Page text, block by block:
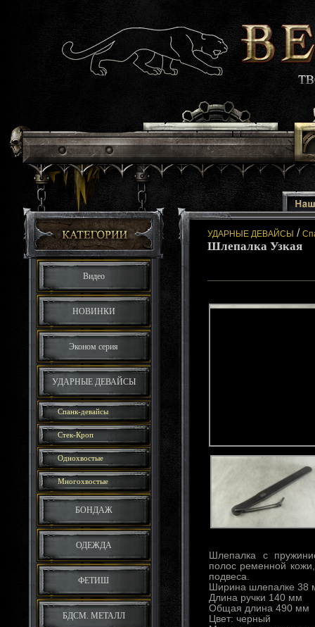
Видео
НОВИНКИ
Эконом серия
УДАРНЫЕ ДЕВАЙСЫ
Спанк-девайсы
Стек-Кроп
Однохвостые
Многохвостые
БОНДАЖ
ОДЕЖДА
ФЕТИШ
БДСМ. МЕТАЛЛ
УДАРНЫЕ ДЕВАЙСЫ /
Шлепалка Узкая
Шлепалка с
полос ременной
подвеса.
Ширина шлепалке 38
Длина ручки 140 мм
Общая длина 490 мм
Цвет: черный